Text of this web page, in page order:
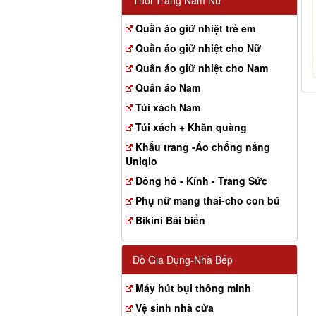
Quần áo giữ nhiệt trẻ em
Quần áo giữ nhiệt cho Nữ
Quần áo giữ nhiệt cho Nam
Quần áo Nam
Túi xách Nam
Túi xách + Khăn quàng
Khẩu trang -Áo chống nắng
Uniqlo
Đồng hồ - Kính - Trang Sức
Phụ nữ mang thai-cho con bú
Bikini Bãi biển
Đồ Gia Dụng-Nhà Bếp
Máy hút bụi thông minh
Vệ sinh nhà cửa